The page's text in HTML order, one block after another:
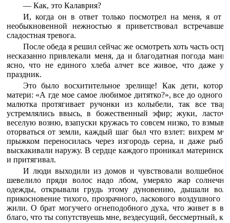
— Как, это Калаврия?
И, когда он в ответ только посмотрел на меня, я от
необыкновенной нежностью я приветствовал
сладостная тревога.
После обеда я решил сейчас же осмотреть хоть часть
несказанно привлекали меня, да и благодатная погода
ясно, что не единого хлеба алчет все живое, что даже у
праздник.
Это было восхитительное зрелище! Как дети,
матери: «А где мое самое любимое дитятко?», все до одного
малютка протягивает ручонки из колыбели, так все
устремлялись ввысь, в божественный эфир; жуки,
веселую возню, взапуски кружась то совсем низко, то
оторваться от земли, каждый шаг был что взлет: вихрем
прыжком переносилась через изгородь серна, и даже
выскакивали наружу. В сердце каждого проникал
и притягивал.
И люди выходили из домов и чувствовали волшебное
шевелило пряди волос надо лбом, умеряло жар
одежды, открывали грудь этому дуновению, дышали
прикосновение тихого, прозрачного, ласкового
жили. О брат могучего огнеподобного духа, что живет в
благо, что ты сопутствуешь мне, вездесущий, бессмертный,